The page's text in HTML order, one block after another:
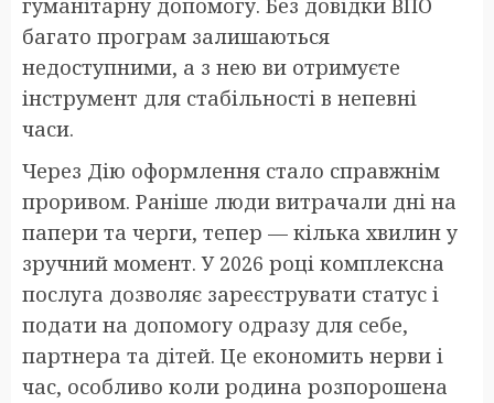
гуманітарну допомогу. Без довідки ВПО
багато програм залишаються
недоступними, а з нею ви отримуєте
інструмент для стабільності в непевні
часи.
Через Дію оформлення стало справжнім
проривом. Раніше люди витрачали дні на
папери та черги, тепер — кілька хвилин у
зручний момент. У 2026 році комплексна
послуга дозволяє зареєструвати статус і
подати на допомогу одразу для себе,
партнера та дітей. Це економить нерви і
час, особливо коли родина розпорошена